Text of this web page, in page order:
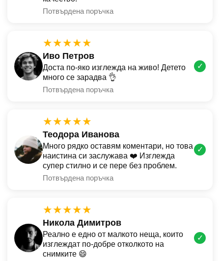
Потвърдена поръчка
★★★★★
Иво Петров
Доста по-яко изглежда на живо! Детето
много се зарадва 👌
Потвърдена поръчка
✓
★★★★★
Теодора Иванова
Много рядко оставям коментари, но това
наистина си заслужава ❤️ Изглежда
супер стилно и се пере без проблем.
Потвърдена поръчка
✓
★★★★★
Никола Димитров
Реално е едно от малкото неща, които
изглеждат по-добре отколкото на
снимките 😄
✓